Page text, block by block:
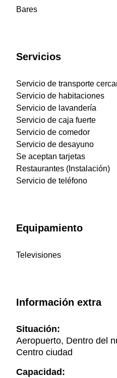
Bares
Servicios
Servicio de transporte
Servicio de habitaciones
Servicio de lavandería
Servicio de caja fuerte
Servicio de comedor
Servicio de desayuno
Se aceptan tarjetas
Restaurantes (Instalación)
Servicio de teléfono
Equipamiento
Televisiones
Información extra
Situación:
Aeropuerto, Dentro del
Centro ciudad
Capacidad: